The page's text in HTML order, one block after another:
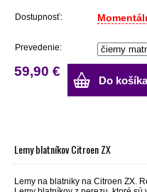
Dostupnosť:
Prevedenie:
59,90 €
Do košíka
Lemy blatníkov Citroen ZX
Lemy na blatniky na Citroen ZX.